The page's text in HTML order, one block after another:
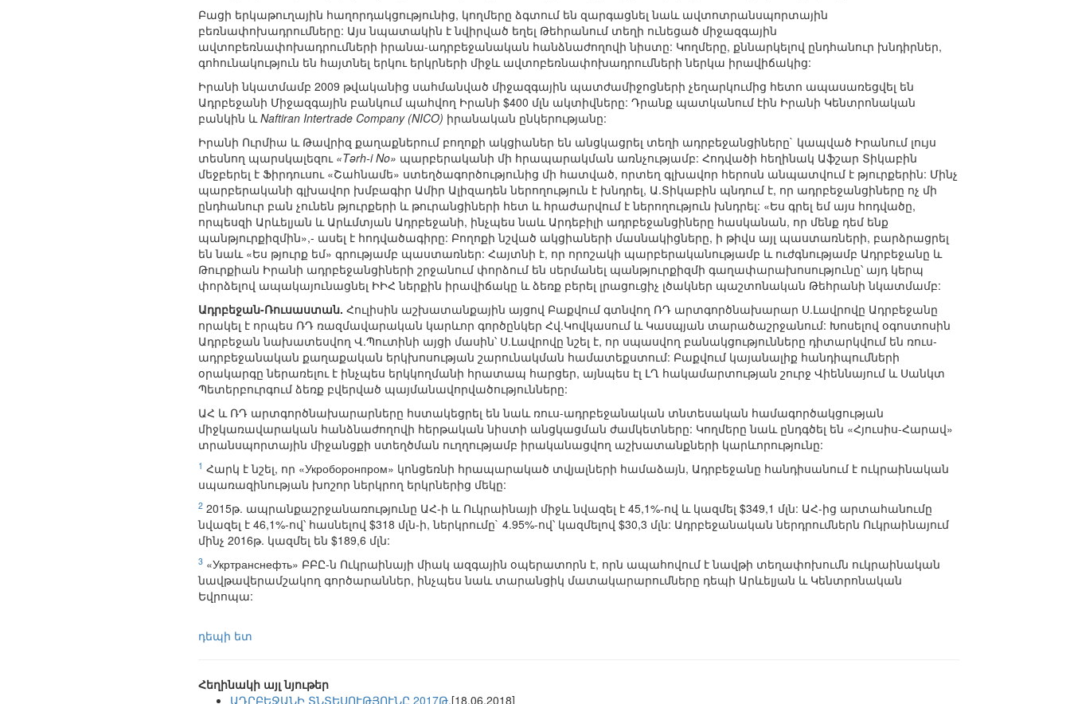
Բացի երկաթուղային հաղորդակցությունից, կողմերը ձգտում են զարգացնել նաև ավտոտրանսպորտային
բեռնափոխադրումները: Այս նպատակին է նվիրված եղել Թեհրանում տեղի ունեցած միջազգային
ավտոբեռնափոխադրումների իրանա-ադրբեջանական հանձնաժողովի նիստը: Կողմերը, քննարկելով ընդհանուր խնդիրներ,
գոհունակություն են հայտնել երկու երկրների միջև ավտոբեռնափոխադրումների ներկա իրավիճակից:
Իրանի նկատմամբ 2009 թվականից սահմանված միջազգային պատժամիջոցների չեղարկումից հետո ապասառեցվել են
Ադրբեջանի Միջազգային բանկում պահվող Իրանի $400 մլն ակտիվները: Դրանք պատկանում էին Իրանի Կենտրոնական
բանկին ևNaftiran Intertrade Company (NICO) իրանական ընկերությանը:
Իրանի Ուրմիա և Թավրիզ քաղաքներում բողոքի ակցիաներ են անցկացրել տեղի ադրբեջանցիները` կապված Իրանում լույս
տեսնող պարսկալեզու «Tərh-i No» պարբերականի մի հրապարակման առնչությամբ: Հոդվածի հեղինակ Աֆշար Տիկաբին
մեջբերել է Ֆիրդուսու «Շահնամե» ստեղծագործությունից մի հատված, որտեղ գլխավոր հերոսն անպատվում է թյուրքերին: Մինչ
պարբերականի գլխավոր խմբագիր Ամիր Ալիզադեն ներողություն է խնդրել, Ա.Տիկաբին պնդում է, որ ադրբեջանցիները ոչ մի
ընդհանուր բան չունեն թյուրքերի և թուրանցիների հետ և հրաժարվում է ներողություն խնդրել: «Ես գրել եմ այս հոդվածը,
որպեսզի Արևելյան և Արևմտյան Ադրբեջանի, ինչպես նաև Արդեբիլի ադրբեջանցիները հասկանան, որ մենք դեմ ենք
պանթյուրքիզմին»,- ասել է հոդվածագիրը: Բողոքի նշված ակցիաների մասնակիցները, ի թիվս այլ պաստառների, բարձրացրել
են նաև «Ես թյուրք եմ» գրությամբ պաստառներ: Հայտնի է, որ որոշակի պարբերականությամբ և ուժգնությամբ Ադրբեջանը և
Թուրքիան Իրանի ադրբեջանցիների շրջանում փորձում են սերմանել պանթյուրքիզմի գաղափարախոսությունը՝ այդ կերպ
փորձելով ապակայունացնել ԻԻՀ ներքին իրավիճակը և ձեռք բերել լրացուցիչ լծակներ պաշտոնական Թեհրանի նկատմամբ:
Ադրբեջան-Ռուսաստան. Հուլիսին աշխատանքային այցով Բաքվում գտնվող ՌԴ արտգործնախարար Ս.Լավրովը Ադրբեջանը
որակել է որպես ՌԴ ռազմավարական կարևոր գործընկեր Հվ.Կովկասում և Կասպյան տարածաշրջանում: Խոսելով օգոստոսին
Ադրբեջան նախատեսվող Վ.Պուտինի այցի մասին՝ Ս.Լավրովը նշել է, որ սպասվող բանակցությունները դիտարկվում են ռուս-
ադրբեջանական քաղաքական երկխոսության շարունակման համատեքստում: Բաքվում կայանալիք հանդիպումների
օրակարգը ներառելու է ինչպես երկկողմանի հրատապ հարցեր, այնպես էլ ԼՂ հակամարտության շուրջ Վիեննայում և Սանկտ
Պետերբուրգում ձեռք բվերված պայմանավորվածությունները:
ԱՀ և ՌԴ արտգործնախարարները հստակեցրել են նաև ռուս-ադրբեջանական տնտեսական համագործակցության
միջկառավարական հանձնաժողովի հերթական նիստի անցկացման ժամկետները: Կողմերը նաև ընդգծել են «Հյուսիս-Հարավ»
տրանսպորտային միջանցքի ստեղծման ուղղությամբ իրականացվող աշխատանքների կարևորությունը:
1 Հարկ է նշել, որ «Укроборонпром» կոնցեռնի հրապարակած տվյալների համաձայն, Ադրբեջանը հանդիսանում է ուկրաինական
սպառազինության խոշոր ներկրող երկրներից մեկը:
2 2015թ. ապրանքաշրջանառությունը ԱՀ-ի և Ուկրաինայի միջև նվազել է 45,1%-ով և կազմել $349,1 մլն: ԱՀ-ից արտահանումը
նվազել է 46,1%-ով՝ հասնելով $318 մլն-ի, ներկրումը` 4.95%-ով՝ կազմելով $30,3 մլն: Ադրբեջանական ներդրումներն Ուկրաինայում
մինչ 2016թ. կազմել են $189,6 մլն:
3 «Укртранснефть» ԲԲԸ-ն Ուկրաինայի միակ ազգային օպերատորն է, որն ապահովում է նավթի տեղափոխումն ուկրաինական
նավթավերամշակող գործարաններ, ինչպես նաև տարանցիկ մատակարարումները դեպի Արևելյան և Կենտրոնական
Եվրոպա:
դեպի ետ
Հեղինակի այլ նյութեր
ԱԴՐԲԵՋԱՆԻ ՏՆՏԵՍՈՒԹՅՈՒՆԸ 2017Թ.[18.06.2018]